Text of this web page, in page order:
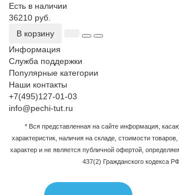
Есть в наличии
36210 руб.
В корзину
Информация
Служба поддержки
Популярные категории
Наши контакты
+7(495)127-01-03
info@pechi-tut.ru
* Вся представленная на сайте информация,
характеристик, наличия на складе, стоимости
характер и не является публичной офертой,
437(2) Гражданского кодекса РФ.